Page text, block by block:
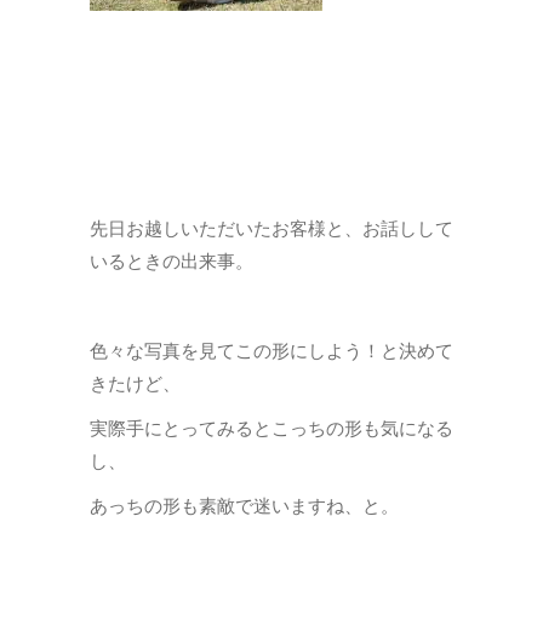
先日お越しいただいたお客様と、お話しして
いるときの出来事。
色々な写真を見てこの形にしよう！と決めて
きたけど、
実際手にとってみるとこっちの形も気になる
し、
あっちの形も素敵で迷いますね、と。